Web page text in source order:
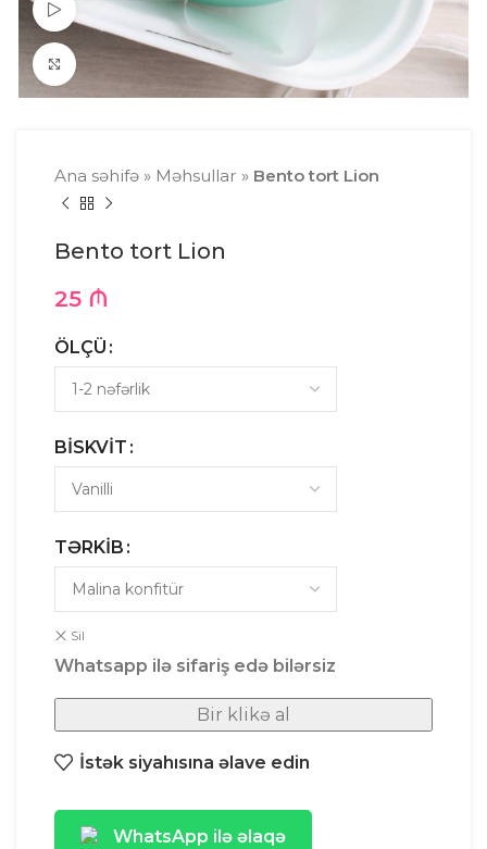
Watch video
Click to enlarge
Ana səhifə » Məhsullar » Bento tort Lion
Bento tort Lion
25 ₼
ÖLÇÜ
BISKVIT
TƏRKIB
Sil
Whatsapp ilə sifariş edə bilərsiz
Bir klikə al
İstək siyahısına əlave edin
WhatsApp ilə əlaqə